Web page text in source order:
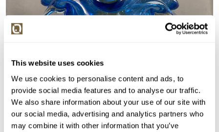
This website uses cookies
We use cookies to personalise content and ads, to
provide social media features and to analyse our traffic.
We also share information about your use of our site with
our social media, advertising and analytics partners who
may combine it with other information that you’ve